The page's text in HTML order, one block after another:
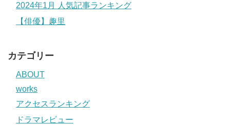
2024年1月 人気記事ランキング
【俳優】趣里
カテゴリー
ABOUT
works
アクセスランキング
ドラマレビュー